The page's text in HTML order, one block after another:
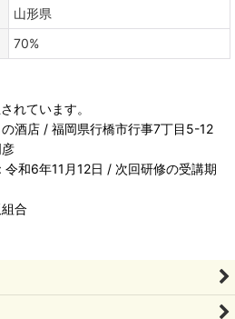
山形県
70%
れています。
酒店 / 福岡県行橋市行事7丁目5-12
和6年11月12日 / 次回研修の受講期
合